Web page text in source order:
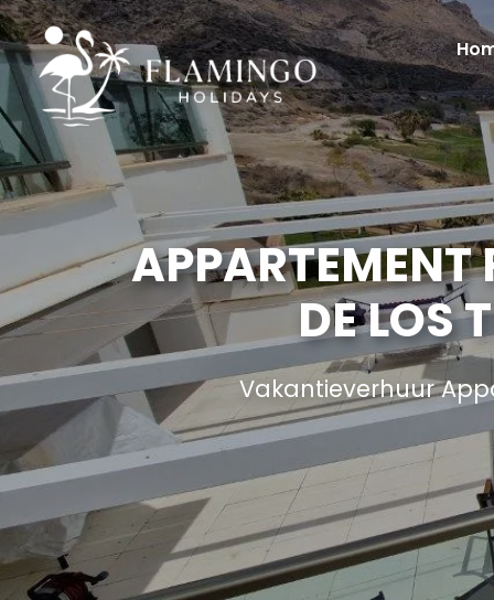
APPARTEMENT
DE LOS
Vakantieverhuur